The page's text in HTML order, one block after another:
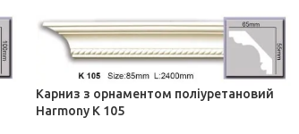
Карниз з орнаментом поліуретановий
Harmony K 105